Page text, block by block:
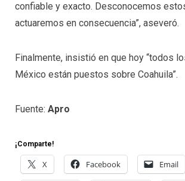
confiable y exacto. Desconocemos
actuaremos en consecuencia”, aseveró.
Finalmente, insistió en que hoy “todos
México están puestos sobre Coahuila”.
Fuente: Apro
¡Comparte!
X Facebook Email